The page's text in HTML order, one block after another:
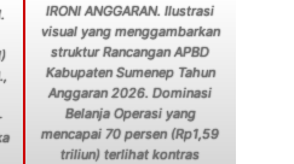
IRONI ANGGARAN. Ilustrasi
visual yang menggambarkan
struktur Rancangan APBD
Kabupaten Sumenep Tahun
Anggaran 2026. Dominasi
Belanja Operasi yang
mencapai 70 persen (Rp1,59
triliun) terlihat kontras